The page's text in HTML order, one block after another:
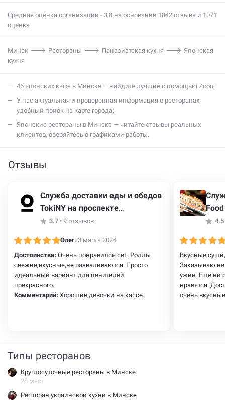
Средняя оценка организаций - 3,8 на основании 1842 отзыва и 1071
оценка
Минск Рестораны Паназиатская кухня
Японская
кухня
46 японских кафе в Минске — найдите лучшие с помощью Zoon;
У нас актуальная и проверенная информация о ресторанах,
удобный поиск на карте города;
Японские рестораны в Минске — читайте отзывы реальных
клиентов, сверяйтесь с графиками работы.
Отзывы
Служба доставки еды и обедов
TokiNY на проспекте
Независимости, 47
3.7 • 9 отзывов
Олег23 марта 2024
Достоинства: Очень понравился сет. Роллы
свежие,вкусные,не разваливаются. Просто
идеальный вариант для ценителей
прекрасного.
Комментарий: Хорошие девочки на кассе.
4.5
Вкусные
Заказываю не
ужин. Еще ни
нравятся.
очень
Типы ресторанов
Круглосуточные рестораны в Минске
28 мест
Ресторан украинской кухни в Минске